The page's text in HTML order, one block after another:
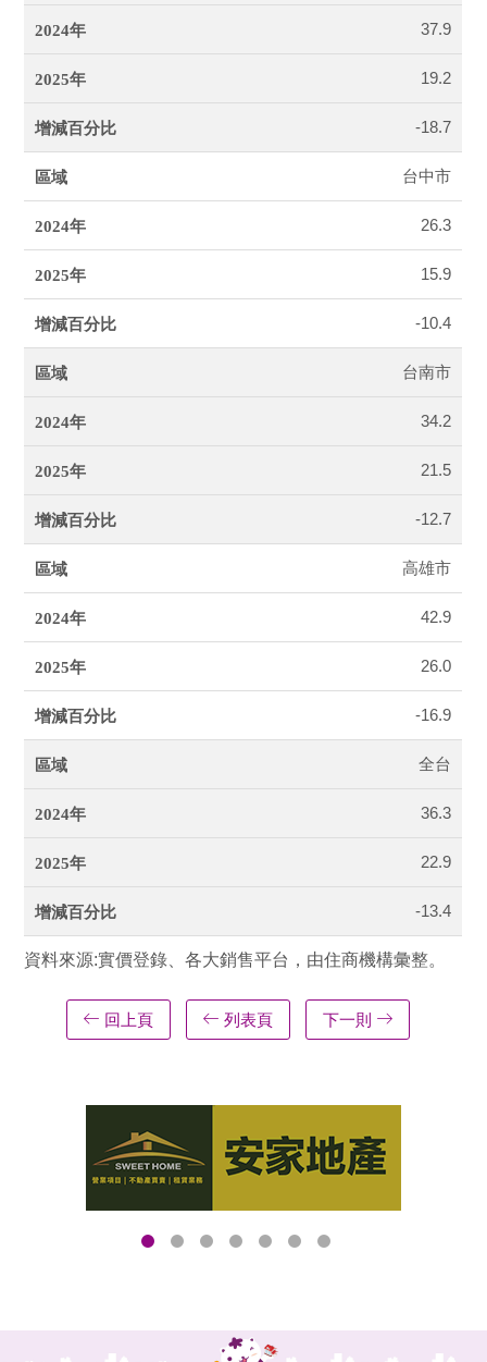
37.9
19.2
-18.7
台中市
26.3
15.9
-10.4
台南市
34.2
21.5
-12.7
高雄市
42.9
26.0
-16.9
全台
36.3
22.9
-13.4
資料來源:實價登錄、各大銷售平台，由住商機構彙整。
回上頁 列表頁 下一則